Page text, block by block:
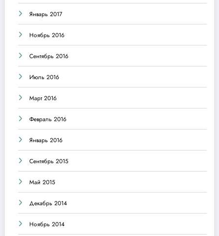
Январь 2017
Ноябрь 2016
Сентябрь 2016
Июль 2016
Март 2016
Февраль 2016
Январь 2016
Сентябрь 2015
Май 2015
Декабрь 2014
Ноябрь 2014